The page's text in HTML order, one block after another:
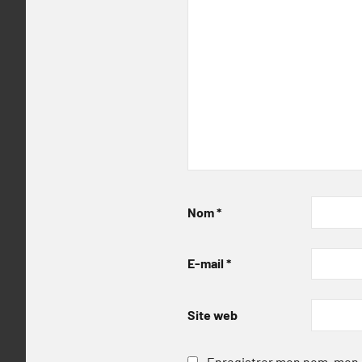
Nom*
E-mail *
Site web